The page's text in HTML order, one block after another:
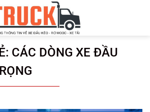
CÁC DÒNG XE ĐẦU